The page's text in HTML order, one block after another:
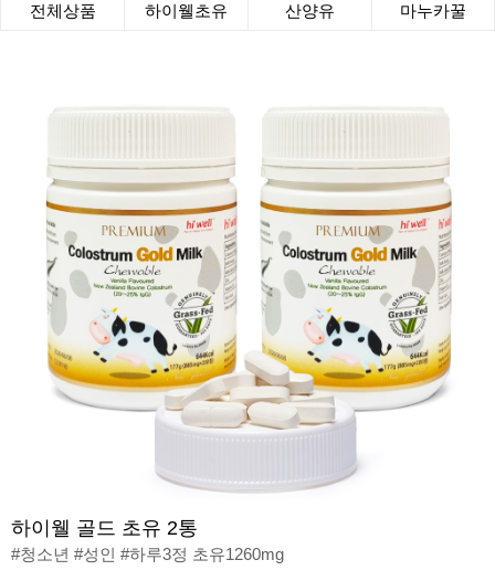
전체상품 하이웰초유 산양유 마누카꿀
하이웰 골드 초유 2통
#청소년 #성인 #하루3정 초유1260mg